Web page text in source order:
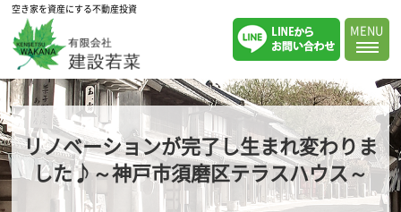
空き家を資産にする不動産投資
MENU
リノベーションが完了し生まれ変わりま
した♪～神戸市須磨区テラスハウス～